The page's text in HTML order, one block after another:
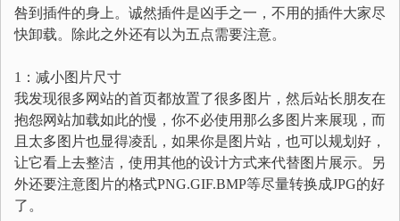
咎到插件的身上。诚然插件是凶手之一，不用的插件大家尽
快卸载。除此之外还有以为五点需要注意。
1：减小图片尺寸
我发现很多网站的首页都放置了很多图片，然后站长朋友在
抱怨网站加载如此的慢，你不必使用那么多图片来展现，而
且太多图片也显得凌乱，如果你是图片站，也可以规划好，
让它看上去整洁，使用其他的设计方式来代替图片展示。另
外还要注意图片的格式PNG.GIF.BMP等尽量转换成JPG的好
了。